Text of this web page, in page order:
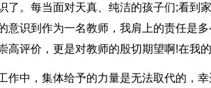
了。每当面对天真、纯洁的孩子们;看到
意识到作为一名教师，我肩上的责任是
高评价，更是对教师的殷切期望啊!在我
作中，集体给予的力量是无法取代的，